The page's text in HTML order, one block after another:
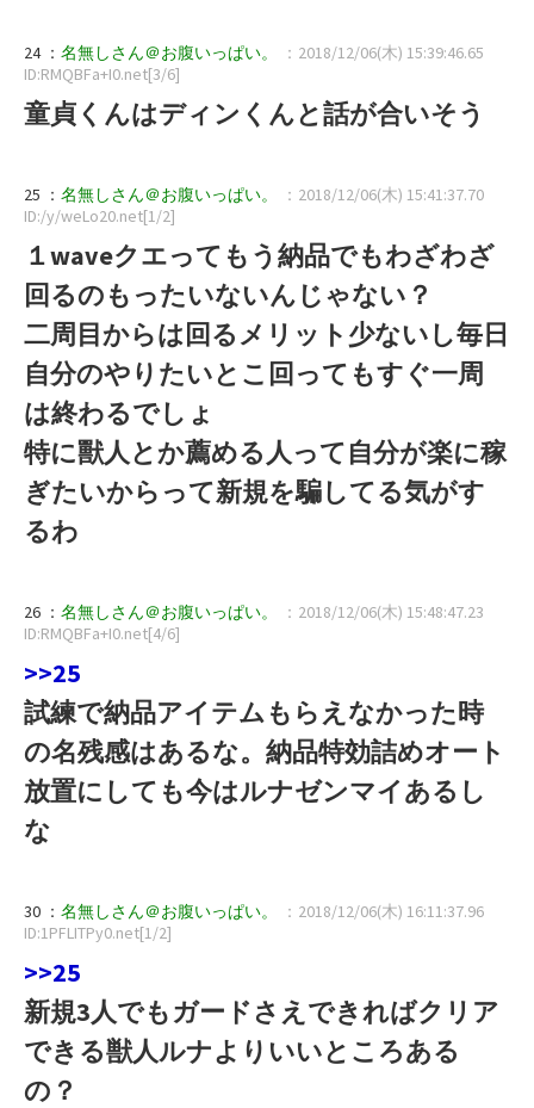
24 ： 名無しさん＠お腹いっぱい。
：2018/12/06(木) 15:39:46.65
ID:RMQBFa+I0.net[3/6]
童貞くんはディンくんと話が合いそう
25 ： 名無しさん＠お腹いっぱい。
：2018/12/06(木) 15:41:37.70
ID:/y/weLo20.net[1/2]
１waveクエってもう納品でもわざわざ
回るのもったいないんじゃない？
二周目からは回るメリット少ないし毎日
自分のやりたいとこ回ってもすぐ一周
は終わるでしょ
特に獸人とか薦める人って自分が楽に稼
ぎたいからって新規を騙してる気がす
るわ
26 ： 名無しさん＠お腹いっぱい。
：2018/12/06(木) 15:48:47.23
ID:RMQBFa+I0.net[4/6]
>>25
試練で納品アイテムもらえなかった時
の名残感はあるな。納品特効詰めオート
放置にしても今はルナゼンマイあるし
な
30 ： 名無しさん＠お腹いっぱい。
：2018/12/06(木) 16:11:37.96
ID:1PFLITPy0.net[1/2]
>>25
新規3人でもガードさえできればクリア
できる獣人ルナよりいいところある
の？